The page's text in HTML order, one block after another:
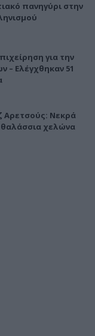
πανηγύρι στην
για την
– Ελέγχθηκαν 51
Αρετσούς: Νεκρά
θαλάσσια χελώνα